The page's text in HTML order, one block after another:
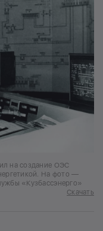
на создание ОЭС
На фото —
«Кузбассэнерго»
Скачать